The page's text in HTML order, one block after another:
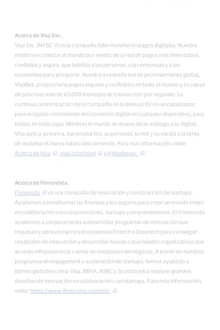
Acerca de Visa Inc.
Visa Inc. (NYSE: V) es la compañía líder mundial en pagos digitales. Nuestra
misión es conectar al mundo por medio de la red de pagos más innovadora,
confiable y segura, que habilita a las personas, a las empresas y a las
economías para prosperar. Nuestra avanzada red de procesamiento global,
VisaNet, proporciona pagos seguros y confiables en todo el mundo y es capaz
de procesar más de 65.000 mensajes de transacción por segundo. La
continua concentración de la compañía en la innovación es un catalizador
para el rápido crecimiento del comercio digital en cualquier dispositivo, para
todos, en todo lugar.Mientras el mundo se mueve de lo análogo a lo digital,
Visa aplica su marca, sus productos, su personal, su red y su escala a la tarea
de moldear el nuevo futuro del comercio. Para más información visite
Acerca de Visa
visa.com/blog y@VisaNews.
Acerca de Finnovista.
Finnovista
es una compañía de innovación y construcción de startups.
Ayudamos a transformar las finanzas y los seguros para crear un mundo mejor
en colaboración con corporaciones, startups y emprendedores. En Finnovista
ayudamos a corporaciones a desarrollar programas de innovación que
impulsan y aprovechan los ecosistemas Fintech e Insurtech para conseguir
resultados de innovación y desarrollar nuevas capacidades organizativas que
se vean reflejadas en la cuenta de resultados del negocio. A través de nuestros
programas de engagement y aceleración de startups, hemos ayudado a
líderes globales como Visa, BBVA, HSBC y Scotiabank a resolver grandes
desafíos de innovación en colaboración con startups. Para más información,
visite: https://www.finnovista.com/en/.